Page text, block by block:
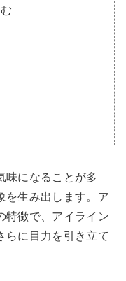
味になることが多
を生み出します。ア
特徴で、アイライン
らに目力を引き立て